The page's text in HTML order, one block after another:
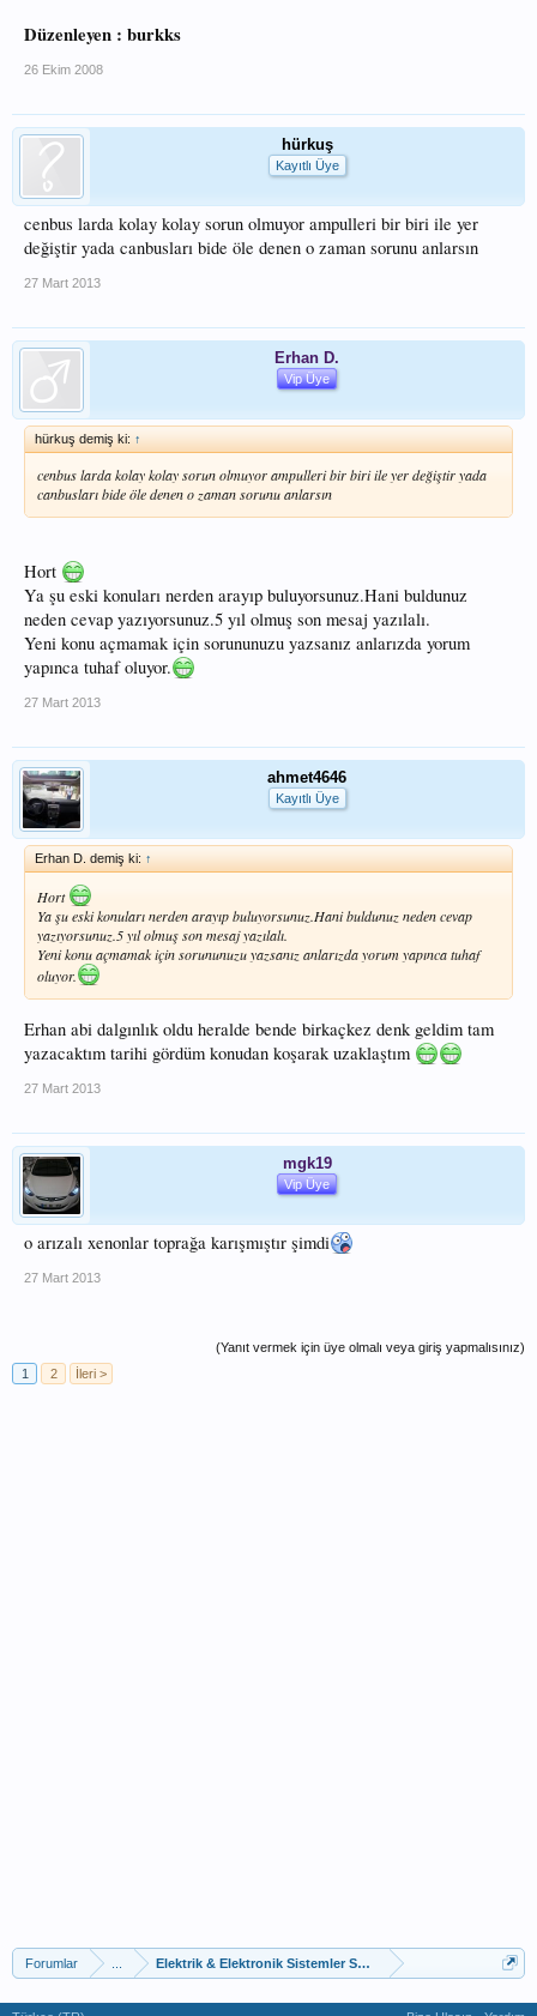
Düzenleyen : burkks
26 Ekim 2008
hürkuş
Kayıtlı Üye
cenbus larda kolay kolay sorun olmuyor ampulleri bir biri ile yer
değiştir yada canbusları bide öle denen o zaman sorunu anlarsın
27 Mart 2013
Erhan D.
Vip Üye
hürkuş demiş ki: ↑
cenbus larda kolay kolay sorun olmuyor ampulleri bir biri ile yer değiştir yada
canbusları bide öle denen o zaman sorunu anlarsın
Hort
Ya şu eski konuları nerden arayıp buluyorsunuz.Hani buldunuz
neden cevap yazıyorsunuz.5 yıl olmuş son mesaj yazılalı.
Yeni konu açmamak için sorununuzu yazsanız anlarızda yorum
yapınca tuhaf oluyor.
27 Mart 2013
ahmet4646
Kayıtlı Üye
Erhan D. demiş ki: ↑
Hort
Ya şu eski konuları nerden arayıp buluyorsunuz.Hani buldunuz neden cevap
yazıyorsunuz.5 yıl olmuş son mesaj yazılalı.
Yeni konu açmamak için sorununuzu yazsanız anlarızda yorum yapınca tuhaf
oluyor.
Erhan abi dalgınlık oldu heralde bende birkaçkez denk geldim tam
yazacaktım tarihi gördüm konudan koşarak uzaklaştım
27 Mart 2013
mgk19
Vip Üye
o arızalı xenonlar toprağa karışmıştır şimdi
27 Mart 2013
(Yanıt vermek için üye olmalı veya giriş yapmalısınız)
1
2 İleri >
Forumlar Elektrik & Elektronik Sistemler Sorun Ve Çözümleri